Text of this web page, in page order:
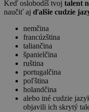
Keď oslobodíš tvoj talent
naučiť aj ďalšie cudzie
nemčina
francúzština
taliančina
španielčina
ruština
portugalčina
poľština
holandčina
alebo iné cudzie
objavili ich skrytý